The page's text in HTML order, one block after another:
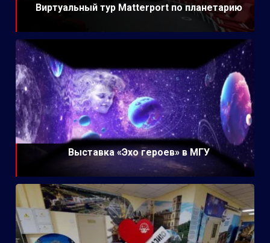
Виртуальный тур Matterport по планетарию
Выставка «Эхо героев» в МГУ